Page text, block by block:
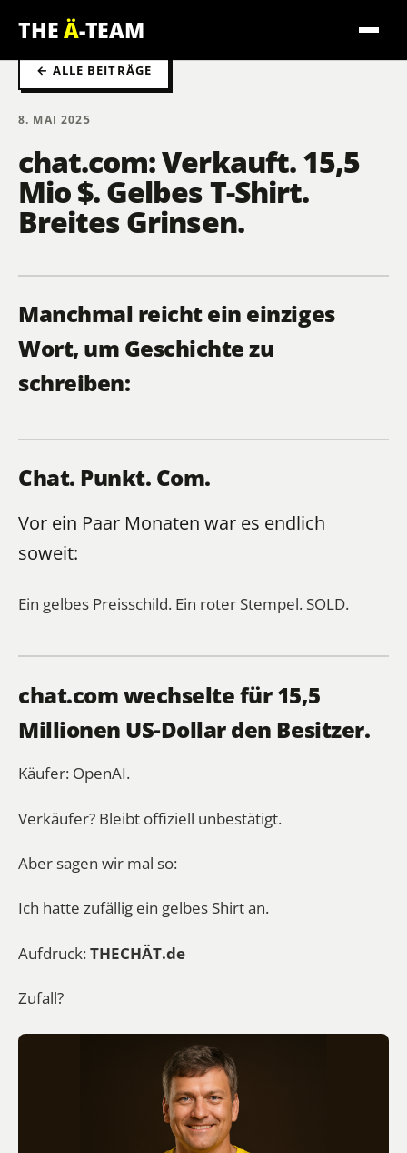
THEÄ-TEAM
← ALLE BEITRÄGE
8. MAI 2025
chat.com: Verkauft. 15,5
Mio $. Gelbes T-Shirt.
Breites Grinsen.
Manchmal reicht ein einziges
Wort, um Geschichte zu
schreiben:
Chat. Punkt. Com.
Vor ein Paar Monaten war es endlich
soweit:
Ein gelbes Preisschild. Ein roter Stempel. SOLD.
chat.com wechselte für 15,5
Millionen US-Dollar den Besitzer.
Käufer: OpenAI.
Verkäufer? Bleibt offiziell unbestätigt.
Aber sagen wir mal so:
Ich hatte zufällig ein gelbes Shirt an.
Aufdruck:THECHÄT.de
Zufall?